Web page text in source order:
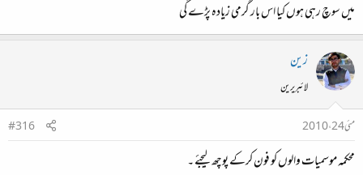
میں سوچ رہی ہوں کیا اس بار گرمی زیادہ پڑے گی
زین
لائبریرین
مئی 24، 2010
#316
محکمہ موسمیات والوں کو فون کرکے پوچھ لیجئے ۔